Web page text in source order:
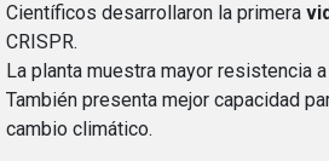
Científicos desarrollaron la primera
CRISPR.
La planta muestra mayor resistencia
También presenta mejor capacidad
cambio climático.